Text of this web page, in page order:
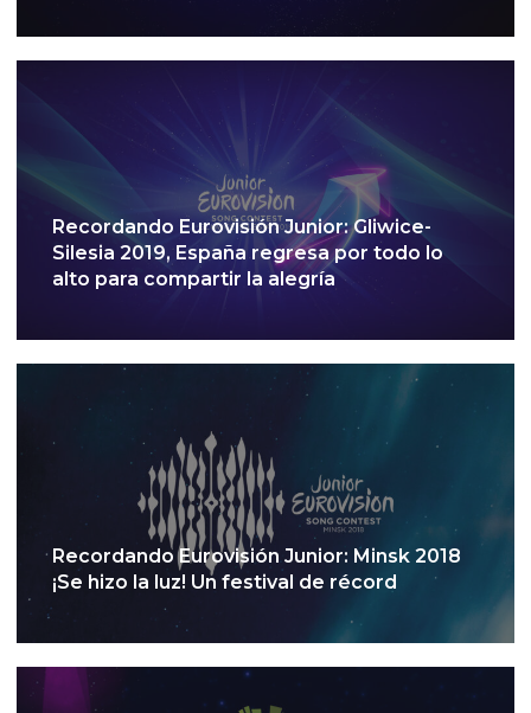
Recordando Eurovisión Junior: Gliwice-
Silesia 2019, España regresa por todo lo
alto para compartir la alegría
Recordando Eurovisión Junior: Minsk 2018
¡Se hizo la luz! Un festival de récord